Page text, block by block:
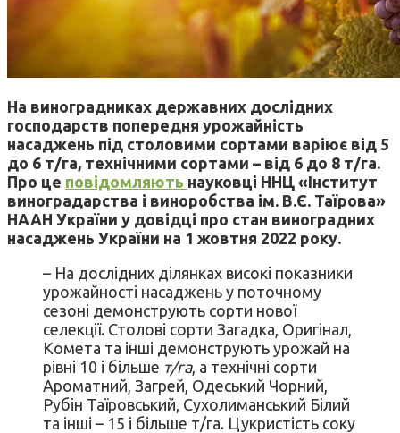
На виноградниках державних дослідних
господарств попередня урожайність
насаджень під столовими сортами варіює від 5
до 6 т/га, технічними сортами – від 6 до 8 т/га.
Про це повідомляють науковці ННЦ «Інститут
виноградарства і виноробства ім. В.Є. Таїрова»
НААН України у довідці про стан виноградних
насаджень України на 1 жовтня 2022 року.
– На дослідних ділянках високі показники
урожайності насаджень у поточному
сезоні демонструють сорти нової
селекції. Столові сорти Загадка, Оригінал,
Комета та інші демонструють урожай на
рівні 10 і більше т/га, а технічні сорти
Ароматний, Загрей, Одеський Чорний,
Рубін Таїровський, Сухолиманський Білий
та інші – 15 і більше т/га. Цукристість соку